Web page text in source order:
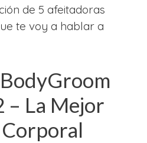
de 5 afeitadoras
te voy a hablar a
La Mejor